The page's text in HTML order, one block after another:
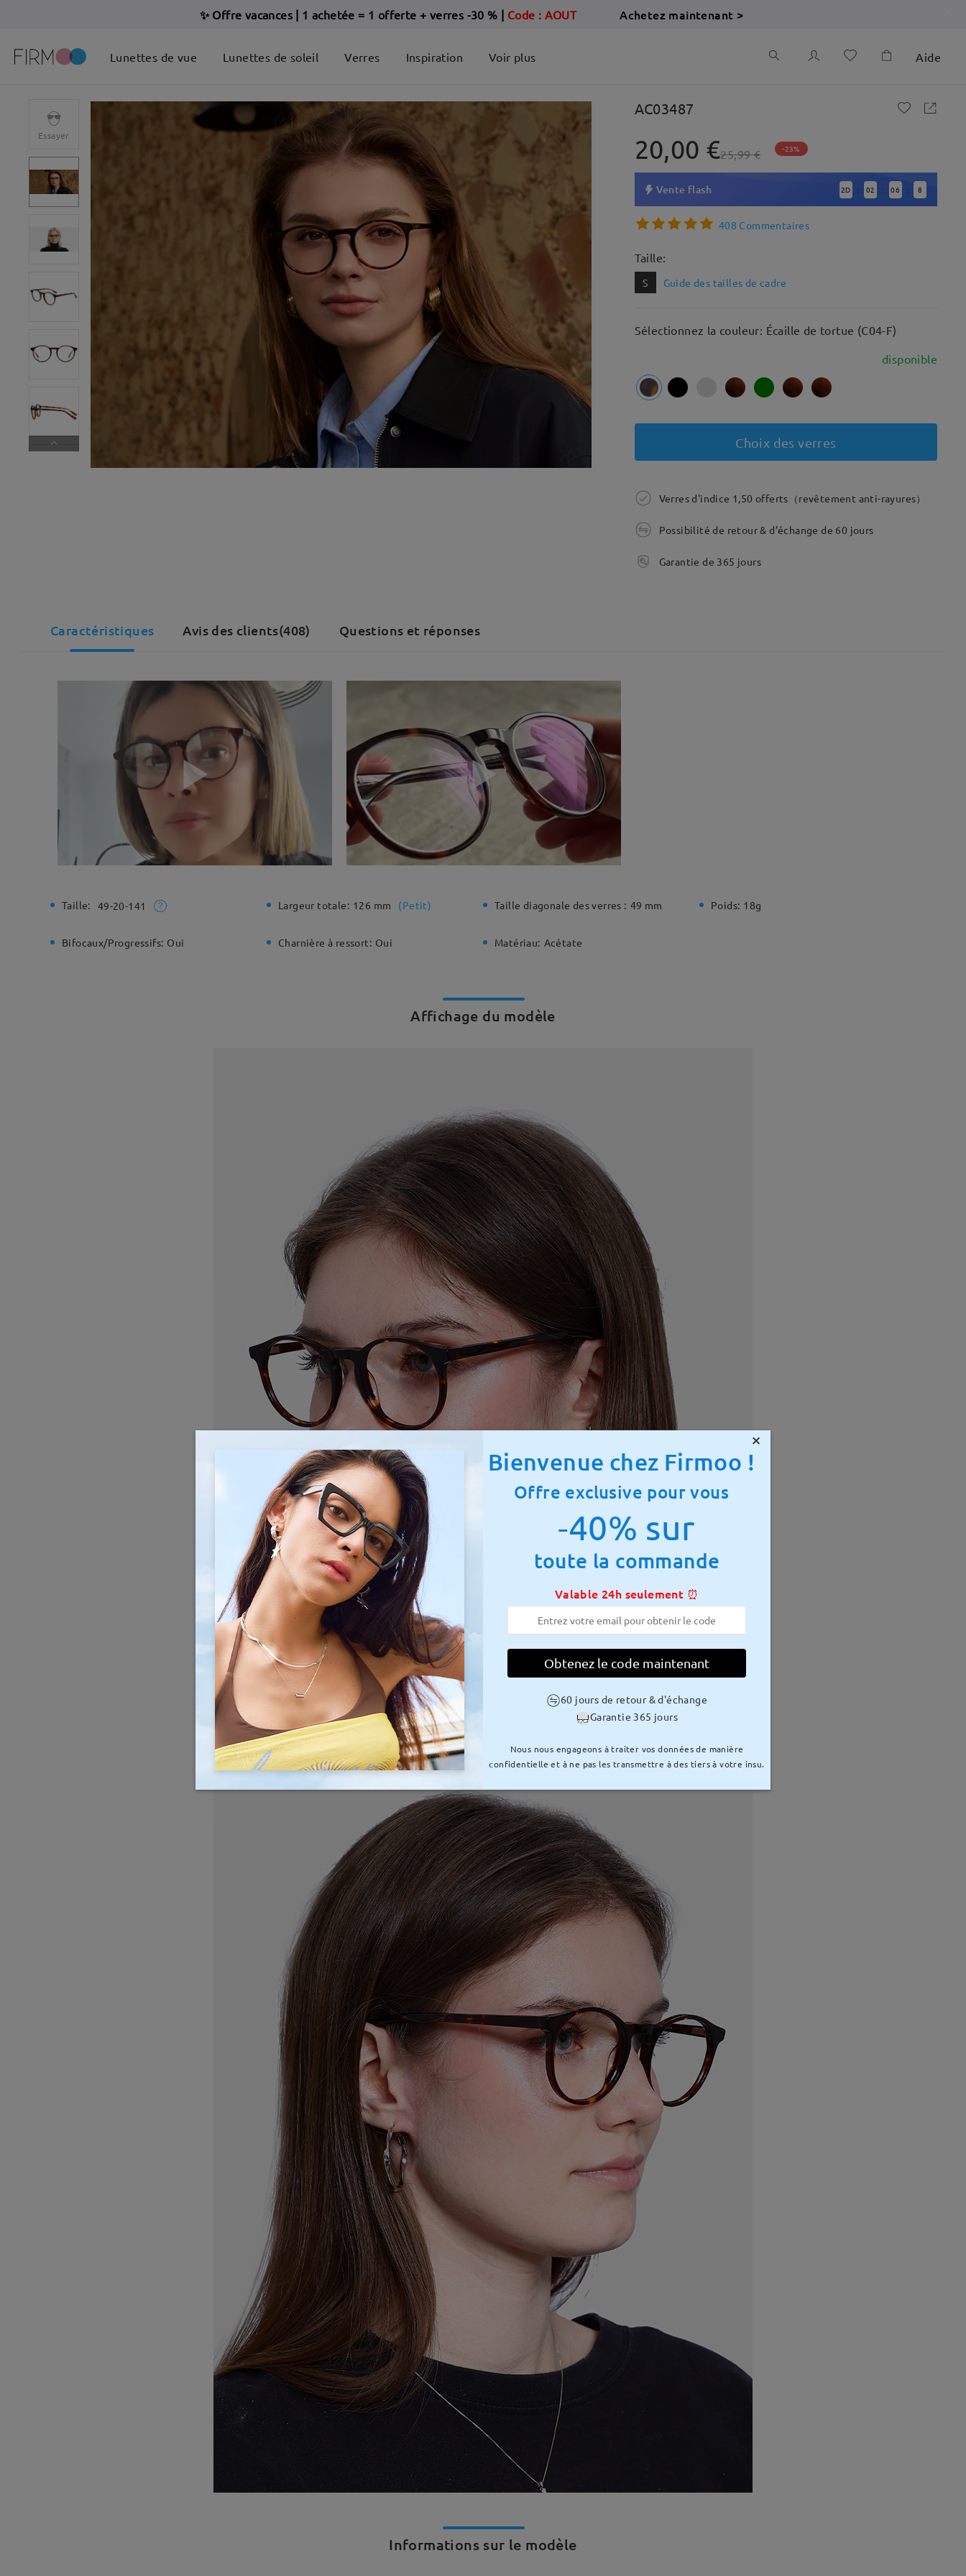
✨ Offre vacances| 1 achetée = 1 offerte + verres -30 % | Code : AOUT Achetez maintenant >
Lunettes de vue Lunettes de soleil Verres Inspiration Voir plus Aide
Essayer
AC03487
20,00 €25,99 € -23%
Vente flash 2D : 02 : 06 : 6
408 Commentaires
Taille:
S Guide des tailles de cadre
Sélectionnez la couleur: Écaille de tortue (C04-F)
disponible
Choix des verres
Verres d'indice 1,50 offerts（revêtement anti-rayures）
Possibilité de retour & d’échange de 60 jours
Garantie de 365 jours
Caractéristiques Avis des clients(408) Questions et réponses
Taille: 49-20-141 Largeur totale: 126 mm (Petit) Taille diagonale des verres : 49 mm Poids: 18g
Bifocaux/Progressifs: Oui Charnière à ressort: Oui Matériau: Acétate
Affichage du modèle
Informations sur le modèle
×
Bienvenue chez Firmoo !
Offre exclusive pour vous
-40% sur
toute la commande
Valable 24h seulement ⏰
Obtenez le code maintenant
60 jours de retour & d'échange
Garantie 365 jours
Nous nous engageons à traiter vos données de manière
confidentielle et à ne pas les transmettre à des tiers à votre insu.